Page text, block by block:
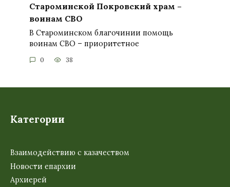
Староминской Покровский храм –
воинам СВО
В Староминском благочинии помощь
воинам СВО – приоритетное
0 38
Категории
Взаимодействию с казачеством
Новости епархии
Архиерей